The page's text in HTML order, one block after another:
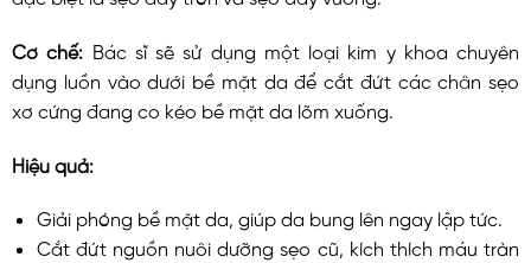
Cơ chế: Bác sĩ sẽ sử dụng một loại kim y khoa chuyên
dụng luồn vào dưới bề mặt da để cắt đứt các chân sẹo
xơ cứng đang co kéo bề mặt da lõm xuống.
Hiệu quả:
Giải phóng bề mặt da, giúp da bung lên ngay lập tức.
Cắt đứt nguồn nuôi dưỡng sẹo cũ, kích thích máu tràn